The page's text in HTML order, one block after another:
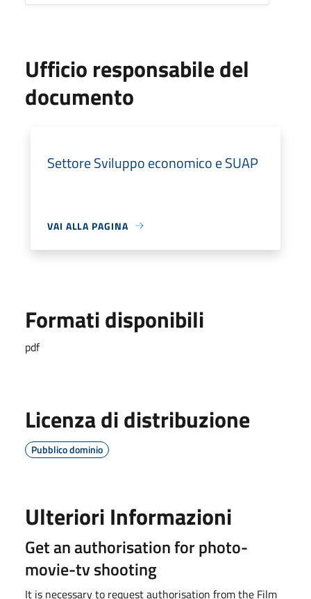
Ufficio responsabile del
documento
Settore Sviluppo economico e SUAP
VAI ALLA PAGINA
Formati disponibili
pdf
Licenza di distribuzione
Pubblico dominio
Ulteriori Informazioni
Get an authorisation for photo-
movie-tv shooting
It is necessary to request authorisation from the Film